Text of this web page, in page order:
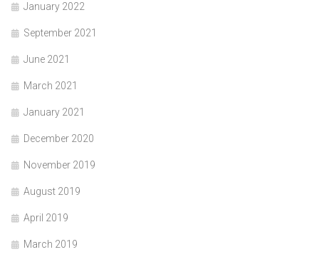
January 2022
September 2021
June 2021
March 2021
January 2021
December 2020
November 2019
August 2019
April 2019
March 2019